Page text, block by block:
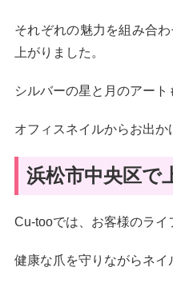
それぞれの魅力を組み合
上がりました。
シルバーの星と月のアー
オフィスネイルからお出か
浜松市中央区で
Cu-tooでは、お客様のライ
健康な爪を守りながらネイ